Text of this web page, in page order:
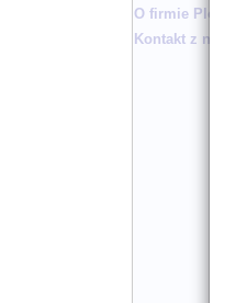
O firmie Plocman
Kontakt z nami